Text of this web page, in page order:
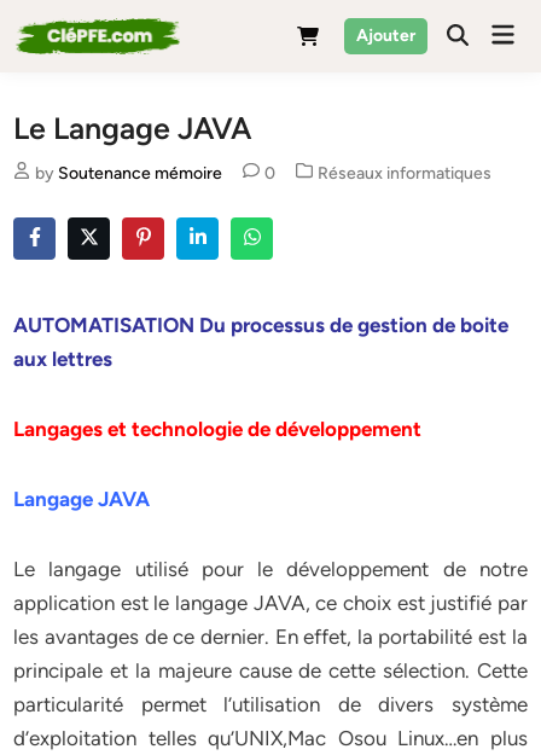
to
Ajouter
Le Langage JAVA
by Soutenance mémoire 0
Posted
Réseaux informatiques
AUTOMATISATION Du processus de gestion de boite
aux lettres
Langages et technologie de développement
Langage JAVA
Le langage utilisé pour le développement de notre
application est le langage JAVA, ce choix est justifié par
les avantages de ce dernier. En effet, la portabilité est la
principale et la majeure cause de cette sélection. Cette
particularité permet l’utilisation de divers système
d’exploitation telles qu’UNIX,Mac Osou Linux…en plus